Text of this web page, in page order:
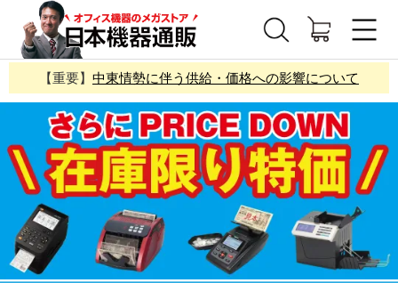
【重要】 中東情勢に伴う供給・価格への影響について